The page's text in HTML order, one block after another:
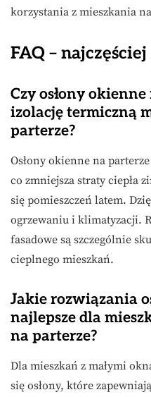
korzystania z mieszkania
FAQ –
Czy osłony
izolację termiczną
parterze?
Osłony okienne na
co zmniejsza straty ciepła
się pomieszczeń latem.
ogrzewaniu i klimatyzacji.
fasadowe są szczególnie
cieplnego mieszkań.
Jakie rozwiązania
najlepsze dla
na parterze?
Dla mieszkań z małymi
się osłony, które